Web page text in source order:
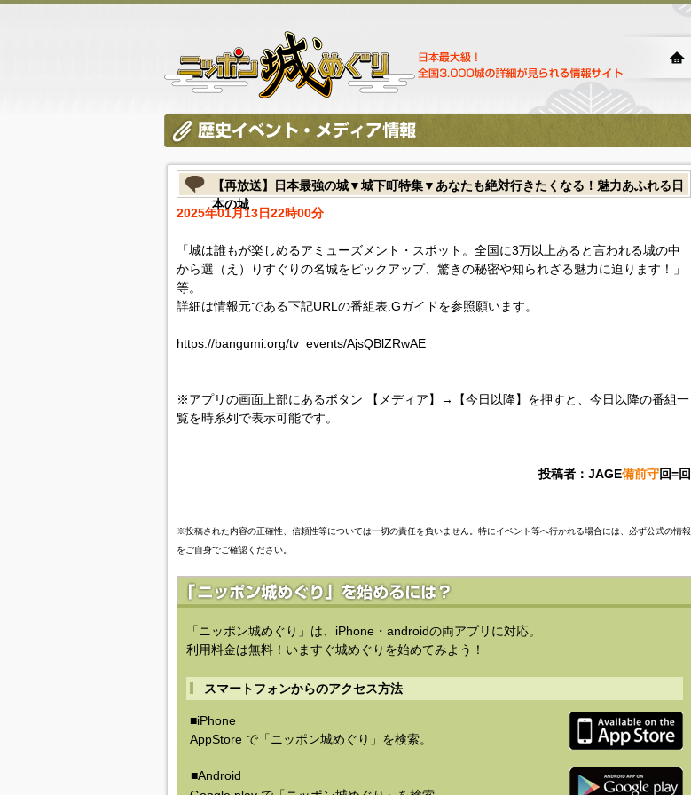
【再放送】日本最強の城▼城下町特集▼あなたも絶対行きたくなる！魅力あふれる日
本の城
2025年01月13日22時00分
「城は誰もが楽しめるアミューズメント・スポット。全国に3万以上あると言われる城の中
から選（え）りすぐりの名城をピックアップ、驚きの秘密や知られざる魅力に迫ります！」
等。
詳細は情報元である下記URLの番組表.Gガイドを参照願います。
https://bangumi.org/tv_events/AjsQBlZRwAE
※アプリの画面上部にあるボタン 【メディア】→【今日以降】を押すと、今日以降の番組一
覧を時系列で表示可能です。
投稿者：JAGE備前守回=回
※投稿された内容の正確性、信頼性等については一切の責任を負いません。特にイベント等へ行かれる場合には、必ず公式の情報
をご自身でご確認ください。
「ニッポン城めぐり」は、iPhone・androidの両アプリに対応。
利用料金は無料！いますぐ城めぐりを始めてみよう！
スマートフォンからのアクセス方法
■iPhone
AppStore で「ニッポン城めぐり」を検索。
■Android